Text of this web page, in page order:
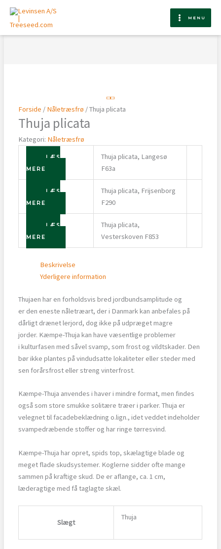
indholdet
MENU
Forside / Nåletræsfrø / Thuja plicata
Thuja plicata
Kategori: Nåletræsfrø
LÆS
MERE
Thuja plicata, Langesø
F63a
LÆS
MERE
Thuja plicata, Frijsenborg
F290
LÆS
MERE
Thuja plicata,
Vesterskoven F853
Beskrivelse
Yderligere information
Thujaen har en forholdsvis bred jordbundsamplitude og
er den eneste nåletræart, der i Danmark kan anbefales på
dårligt drænet lerjord, dog ikke på udpræget magre
jorder. Kæmpe-Thuja kan have væsentlige problemer
i kulturfasen med såvel svamp, som frost og vildtskader. Den
bør ikke plantes på vindudsatte lokaliteter eller steder med
sen forårsfrost eller streng vinterfrost.
Kæmpe-Thuja anvendes i haver i mindre format, men findes
også som store smukke solitære træer i parker. Thuja er
velegnet til facadebeklædning o.lign., idet veddet indeholder
svampedræbende stoffer og har ringe tørresvind.
Kæmpe-Thuja har opret, spids top, skælagtige blade og
meget flade skudsystemer. Koglerne sidder ofte mange
sammen på kraftige skud. De er aflange, ca. 1 cm,
læderagtige med få taglagte skæl.
Slægt
Thuja